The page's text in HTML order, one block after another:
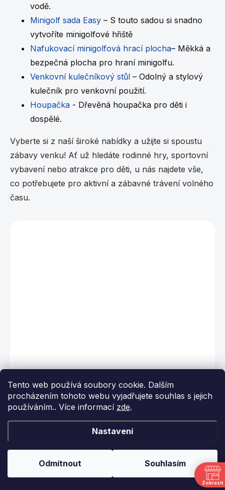
Tento web používá soubory cookie. Dalším
procházením tohoto webu vyjadřujete souhlas s jejich
používáním.. Více informací zde.
Nastavení
Odmítnout Souhlasím
vodě.
Minigolf sada Easy – S touto sadou si snadno
vytvoříte minigolfové hřiště
Nafukovací minigolfová hrací plocha– Měkká a
bezpečná plocha pro hraní minigolfu.
Venkovní kulečníkový stůl – Odolný a stylový
kulečník pro venkovní použití.
Houpačka - Dřevěná houpačka pro děti i
dospělé.
Vyberte si z naší široké nabídky a užijte si spoustu
zábavy venku! Ať už hledáte rodinné hry, sportovní
vybavení nebo atrakce pro děti, u nás najdete vše,
co potřebujete pro aktivní a zábavné trávení volného
času.
Magnet na petanque
SKLADEM
149 Kč
Zobrazit